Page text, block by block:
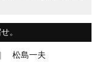
。
松島一夫